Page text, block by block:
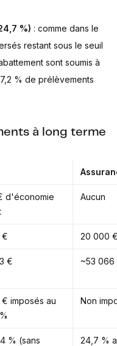
%) : comme dans le
restant sous le seuil
sont soumis à
% de prélèvements
à long terme
d'économie
Aucun
€ 20 000
€ ~53 066
imposés au
Non
% (sans
24,7 %